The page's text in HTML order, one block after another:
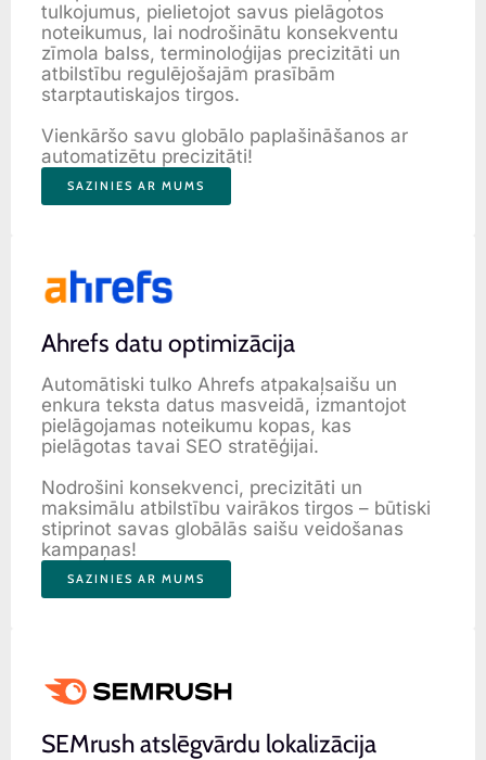
tulkojumus, pielietojot savus pielāgotos
noteikumus, lai nodrošinātu konsekventu
zīmola balss, terminoloģijas precizitāti un
atbilstību regulējošajām prasībām
starptautiskajos tirgos.
Vienkāršo savu globālo paplašināšanos ar
automatizētu precizitāti!
SAZINIES AR MUMS
Ahrefs datu optimizācija
Automātiski tulko Ahrefs atpakaļsaišu un
enkura teksta datus masveidā, izmantojot
pielāgojamas noteikumu kopas, kas
pielāgotas tavai SEO stratēģijai.
Nodrošini konsekvenci, precizitāti un
maksimālu atbilstību vairākos tirgos – būtiski
stiprinot savas globālās saišu veidošanas
kampaņas!
SAZINIES AR MUMS
SEMrush atslēgvārdu lokalizācija